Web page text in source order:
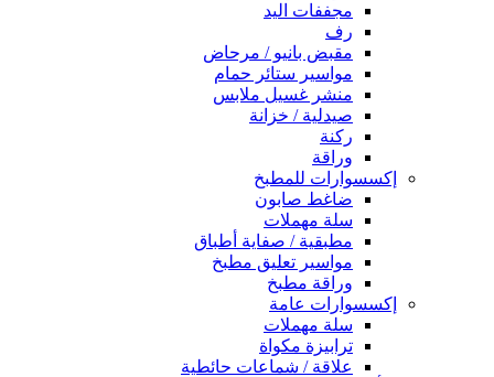
مجففات اليد
رف
مقبض بانيو / مرحاض
مواسير ستائر حمام
منشر غسيل ملابس
صيدلية / خزانة
ركنة
وراقة
إكسسوارات للمطبخ
ضاغط صابون
سلة مهملات
مطبقية / صفاية أطباق
مواسير تعليق مطبخ
وراقة مطبخ
إكسسوارات عامة
سلة مهملات
ترابيزة مكواة
علاقة / شماعات حائطية